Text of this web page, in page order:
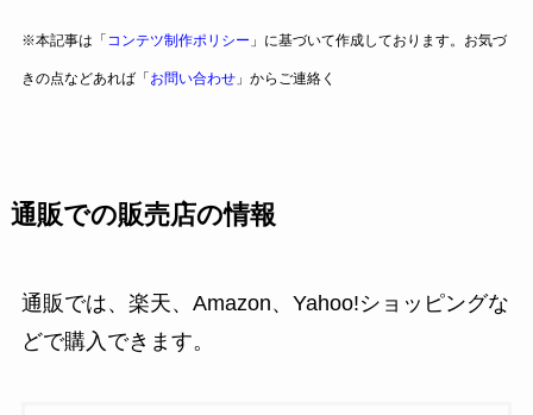
※本記事は「 コンテツ制作ポリシー 」に基づいて作成しております。お気づ
きの点などあれば「お問い合わせ」からご連絡く
通販での販売店の情報
通販では、楽天、Amazon、Yahoo!ショッピングな
どで購入できます。